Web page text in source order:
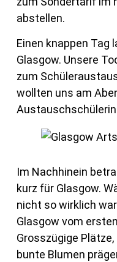
abstellen.
Einen knappen Tag
Glasgow. Unsere
zum
wollten uns am
Im Nachhinein
kurz für Glasgow.
nicht so wirklich
Glasgow vom
Grosszügige
bunte Blumen